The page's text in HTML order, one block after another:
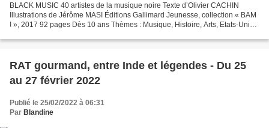
BLACK MUSIC 40 artistes de la musique noire Texte d’Olivier CACHIN
Illustrations de Jérôme MASI Éditions Gallimard Jeunesse, collection « BAM
! », 2017 92 pages Dès 10 ans Thèmes : Musique, Histoire, Arts, Etats-Unis,
RAT gourmand, entre Inde et légendes - Du 25
au 27 février 2022
Publié le 25/02/2022 à 06:31
Par Blandine